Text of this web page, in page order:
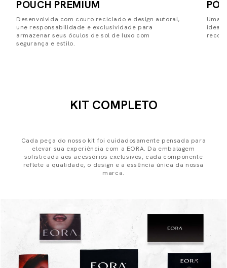
POUCH PREMIUM
Desenvolvida com couro reciclado e design autoral,
une responsabilidade e exclusividade para
armazenar seus óculos de sol de luxo com
segurança e estilo.
Uma
ideal
KIT COMPLETO
Cada peça do nosso kit foi cuidadosamente pensada para
elevar sua experiência com a EORA. Da embalagem
sofisticada aos acessórios exclusivos, cada componente
reflete a qualidade, o design e a essência única da nossa
marca.